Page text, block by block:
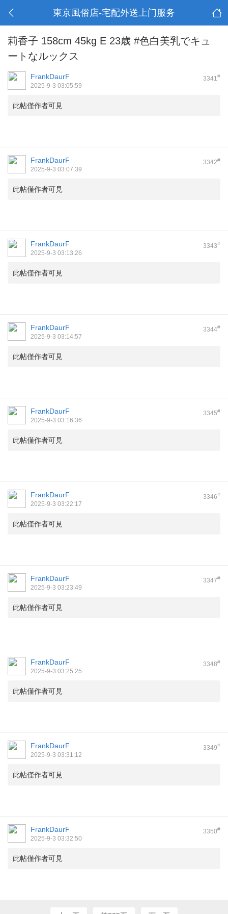
東京風俗店-宅配外送上门服务
莉香子 158cm 45kg E 23歳 #色白美乳でキュ
ートなルックス
3341#
FrankDaurF
2025-9-3 03:05:59
此帖僅作者可見
3342#
FrankDaurF
2025-9-3 03:07:39
此帖僅作者可見
3343#
FrankDaurF
2025-9-3 03:13:26
此帖僅作者可見
3344#
FrankDaurF
2025-9-3 03:14:57
此帖僅作者可見
3345#
FrankDaurF
2025-9-3 03:16:36
此帖僅作者可見
3346#
FrankDaurF
2025-9-3 03:22:17
此帖僅作者可見
3347#
FrankDaurF
2025-9-3 03:23:49
此帖僅作者可見
3348#
FrankDaurF
2025-9-3 03:25:25
此帖僅作者可見
3349#
FrankDaurF
2025-9-3 03:31:12
此帖僅作者可見
3350#
FrankDaurF
2025-9-3 03:32:50
此帖僅作者可見